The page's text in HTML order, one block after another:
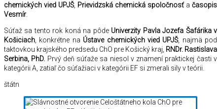
chemických vied UPJŠ, Prievidzská chemická spoločnosť a časopis
Vesmír
Súťaž sa tento rok koná na pôde Univerzity Pavla Jozefa Šafárika v
Košiciach , konkrétne na Ústave chemických vied UPJŠ, najmä pod
taktovkou krajského predsedu ChO pre Košický kraj, RNDr. Rastislava
Serbina, PhD. Prvý deň súťaže sa niesol v znamení praktickej časti v
kategórii A, zatiaľ čo súťažiaci v kategórii EF si zmerali sily v teórii.
štátn